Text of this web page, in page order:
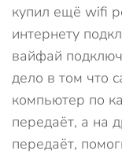
купил ещё wifi
интернету
вайфай
дело в том что
компьютер по
передаёт, а на
передаёт,